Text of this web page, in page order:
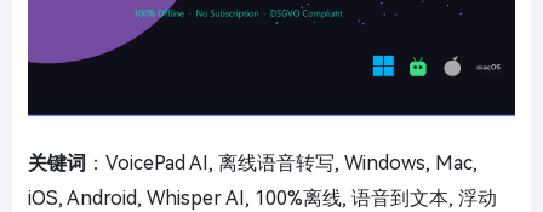
关键词 ：VoicePad AI, 离线语音转写, Windows, Mac,
iOS, Android, Whisper AI, 100%离线, 语音到文本, 浮动